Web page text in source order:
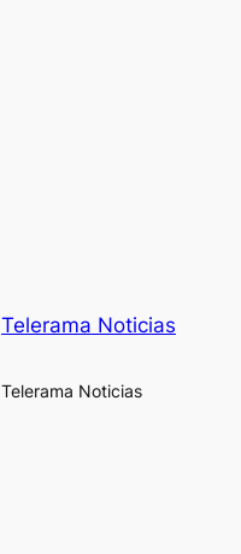
Telerama Noticias
Telerama Noticias